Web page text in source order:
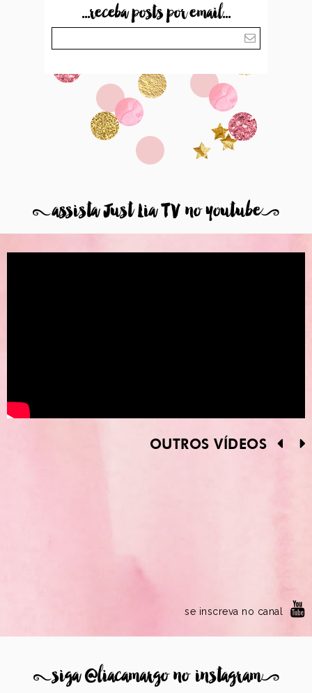
...receba posts por email...
8assista Just Lia TV no youtube9
OUTROS VÍDEOS
se inscreva no canal
8siga @liacamargo no instagram9